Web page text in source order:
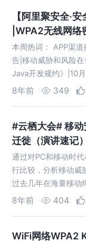
【阿里聚安全·
|WPA2无线网络
本周热词： APP渠
告|移动威胁和风险
Java开发规约》|10
装漏洞安全公告
8年前 349
#云栖大会# 移
迁徙（演讲速记）
通过对PC和移动时
行比较，分析移动威
过去几年在海量移动
介绍，并对新的移动
探讨和分享如…
8年前 404
WiFi网络WPA2